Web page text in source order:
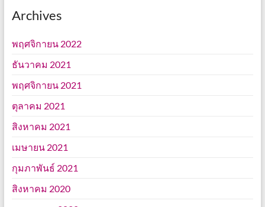
Archives
พฤศจิกายน 2022
ธันวาคม 2021
พฤศจิกายน 2021
ตุลาคม 2021
สิงหาคม 2021
เมษายน 2021
กุมภาพันธ์ 2021
สิงหาคม 2020